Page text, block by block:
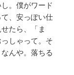
。僕がワード
、安っぽい仕
たら、「ま
しゃって。そ
んや。落ちる